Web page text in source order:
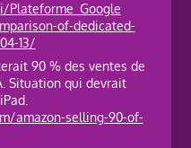
of-dedicated-
13/
90 % des ventes de
Situation qui devrait
amazon-selling-90-of-